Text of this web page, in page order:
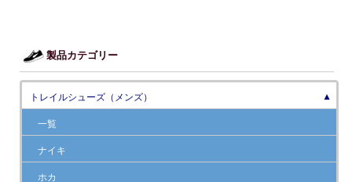
製品カテゴリー
トレイルシューズ（メンズ） ▼
一覧
ナイキ
ホカ